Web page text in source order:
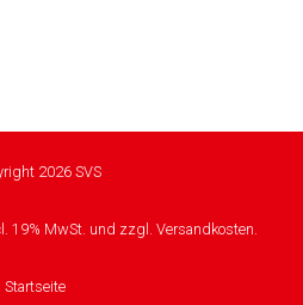
2026 SVS
19% MwSt. und zzgl. Versandkosten.
Startseite